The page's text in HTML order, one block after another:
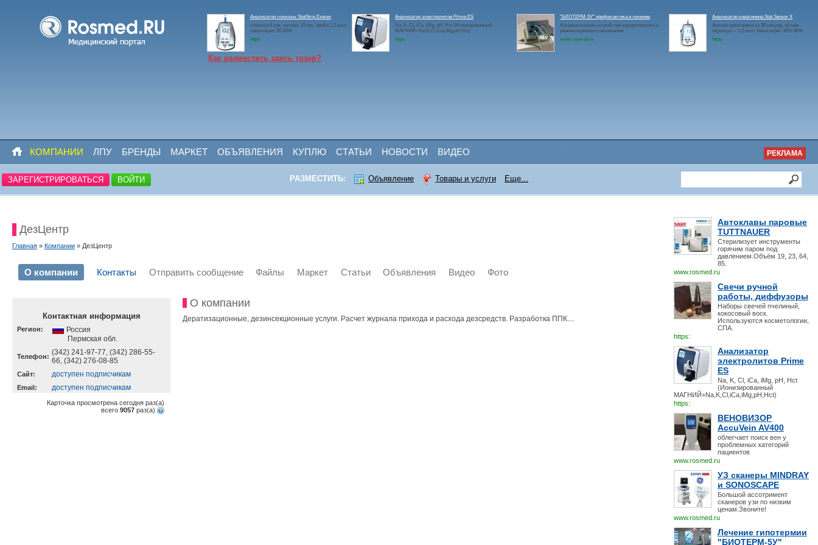
Анализатор глюкозы StatStrip Expres
глюкоза 6 сек, кетоны 10 сек, проба 1.2 мкл,
гематокрит 20-65%
https:
Анализатор электролитов Prime ES
Na, K, Cl, iCa, iMg, pH, Hct (Ионизированный
МАГНИЙ+Na,K,Cl,iCa,iMg,pH,Hct)
https:
"БИОТЕРМ-5У" профилактика и лечение
Нагревательное устройство хирургического и
реанимационного назначения
www.rosmed.ru
Анализатор креатинина Stat Sensor X
Анализ креатинина за 30 секунд, объём
образца — 1,2 мкл; Гематокрит 30%-60%
https:
Как разместить здесь тизер?
КОМПАНИИ ЛПУ БРЕНДЫ МАРКЕТ ОБЪЯВЛЕНИЯ КУПЛЮ СТАТЬИ НОВОСТИ ВИДЕО РЕКЛАМА
ЗАРЕГИСТРИРОВАТЬСЯ ВОЙТИ РАЗМЕСТИТЬ: Объявление Товары и услуги Еще...
Автоклавы паровые
TUTTNAUER
Стерилизует инструменты
горячим паром под
давлением.Объём 19, 23, 64,
85.
www.rosmed.ru
Свечи ручной
работы, диффузоры
Наборы свечей пчелиный,
кокосовый воск.
Используются косметологии,
СПА.
https:
Анализатор
электролитов Prime
ES
Na, K, Cl, iCa, iMg, pH, Hct
(Ионизированный
МАГНИЙ+Na,K,Cl,iCa,iMg,pH,Hct)
https:
ВЕНОВИЗОР
AccuVein AV400
облегчает поиск вен у
проблемных категорий
пациентов
www.rosmed.ru
УЗ сканеры MINDRAY
и SONOSCAPE
Большой ассотримент
сканеров узи по низким
ценам.Звоните!
www.rosmed.ru
Лечение гипотермии
"БИОТЕРМ-5У"
ДезЦентр
Главная » Компании » ДезЦентр
О компании Контакты Отправить сообщение Файлы Маркет Статьи Объявления Видео Фото
Контактная информация
Регион:
Россия
Пермская обл.
Телефон: (342) 241-97-77, (342) 286-55-
66, (342) 276-08-85
Cайт: доступен подписчикам
Email: доступен подписчикам
Карточка просмотрена сегодня раз(a)
всего 9057 раз(a)
О компании
Дератизационные, дезинсекционные услуги. Расчет журнала прихода и расхода дезсредств. Разработка ППК....